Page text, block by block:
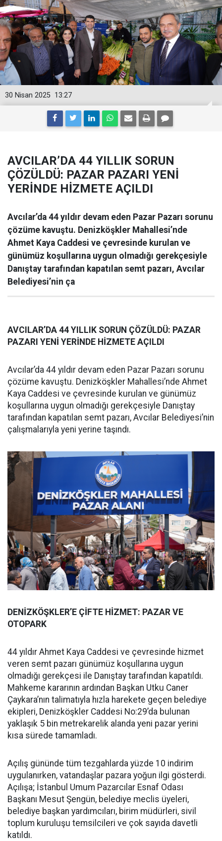
13:27
30 Nisan 2025
AVCILAR’DA 44 YILLIK SORUN
ÇÖZÜLDÜ: PAZAR PAZARI YENİ
YERİNDE HİZMETE AÇILDI
Avcılar’da 44 yıldır devam eden Pazar Pazarı sorunu
çözüme kavuştu. Denizköşkler Mahallesi’nde
Ahmet Kaya Caddesi ve çevresinde kurulan ve
günümüz koşullarına uygun olmadığı gerekçesiyle
Danıştay tarafından kapatılan semt pazarı, Avcılar
Belediyesi’nin ça
AVCILAR’DA 44 YILLIK SORUN ÇÖZÜLDÜ: PAZAR
PAZARI YENİ YERİNDE HİZMETE AÇILDI
Avcılar’da 44 yıldır devam eden Pazar Pazarı sorunu
çözüme kavuştu. Denizköşkler Mahallesi’nde Ahmet
Kaya Caddesi ve çevresinde kurulan ve günümüz
koşullarına uygun olmadığı gerekçesiyle Danıştay
tarafından kapatılan semt pazarı, Avcılar Belediyesi’nin
çalışmalarıyla yeni yerine taşındı.
DENİZKÖŞKLER’E ÇİFTE HİZMET: PAZAR VE
OTOPARK
44 yıldır Ahmet Kaya Caddesi ve çevresinde hizmet
veren semt pazarı günümüz koşullarına uygun
olmadığı gerekçesi ile Danıştay tarafından kapatıldı.
Mahkeme kararının ardından Başkan Utku Caner
Çaykara’nın talimatıyla hızla harekete geçen belediye
ekipleri, Denizköşkler Caddesi No:29’da bulunan
yaklaşık 5 bin metrekarelik alanda yeni pazar yerini
kısa sürede tamamladı.
Açılış gününde tüm tezgahlarda yüzde 10 indirim
uygulanırken, vatandaşlar pazara yoğun ilgi gösterdi.
Açılışa; İstanbul Umum Pazarcılar Esnaf Odası
Başkanı Mesut Şengün, belediye meclis üyeleri,
belediye başkan yardımcıları, birim müdürleri, sivil
toplum kuruluşu temsilcileri ve çok sayıda davetli
katıldı.